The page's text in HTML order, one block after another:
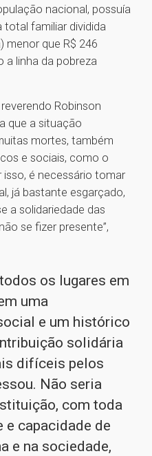
nacional, possuía
total familiar dividida
menor que R$ 246
a linha da pobreza
Robinson
que a situação
mortes, também
e sociais, como o
é necessário tomar
já bastante esgarçado,
a solidariedade das
se fizer presente”,
os lugares em
uma
e um histórico
solidária
difíceis pelos
Não seria
com toda
e capacidade de
e na sociedade,